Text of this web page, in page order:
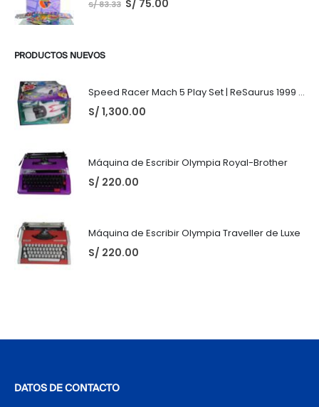
S/83.33 S/ 75.00
PRODUCTOS NUEVOS
Speed Racer Mach 5 Play Set | ReSaurus 1999 | Meteoro
S/ 1,300.00
Máquina de Escribir Olympia Royal-Brother
S/ 220.00
Máquina de Escribir Olympia Traveller de Luxe
S/ 220.00
DATOS DE CONTACTO